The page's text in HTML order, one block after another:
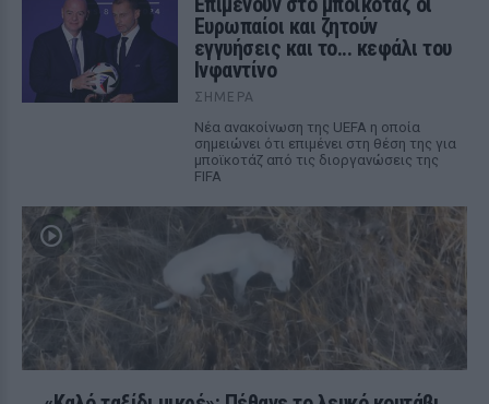
Ευρωπαίοι και ζητούν
εγγυήσεις και το... κεφάλι του
Ινφαντίνο
ΣΉΜΕΡΑ
Νέα ανακοίνωση της UEFA η οποία
σημειώνει ότι επιμένει στη θέση της για
μποϊκοτάζ από τις διοργανώσεις της
FIFA